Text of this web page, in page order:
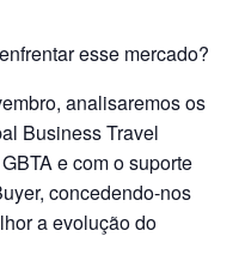
esse mercado?
analisaremos os
Business Travel
e com o suporte
concedendo-nos
a evolução do